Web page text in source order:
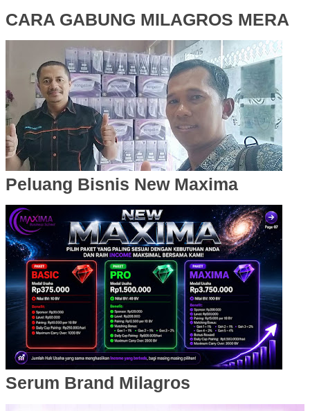
CARA GABUNG MILAGROS MERA
Peluang Bisnis New Maxima
Serum Brand Milagros